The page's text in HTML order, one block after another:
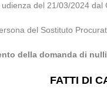
del 21/03/2024 dal
del Sostituto
della domanda di
FATTI DI